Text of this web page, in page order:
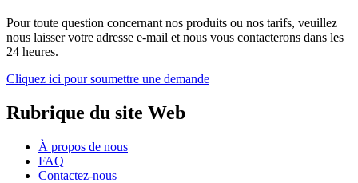
Pour toute question concernant nos produits ou nos tarifs, veuillez
nous laisser votre adresse e-mail et nous vous contacterons dans les
24 heures.
Cliquez ici pour soumettre une demande
Rubrique du site Web
À propos de nous
FAQ
Contactez-nous